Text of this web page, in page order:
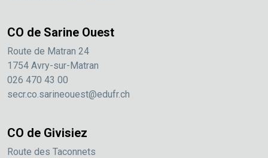
CO de Sarine Ouest
Route de Matran 24
1754 Avry-sur-Matran
026 470 43 00
secr.co.sarineouest@edufr.ch
CO de Givisiez
Route des Taconnets